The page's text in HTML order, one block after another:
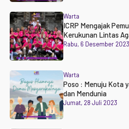
Warta
ICRP Mengajak
Kerukunan Lintas
Rabu, 6 Desember 2023
Warta
Poso : Menuju Kota
dan Mendunia
Jumat, 28 Juli 2023